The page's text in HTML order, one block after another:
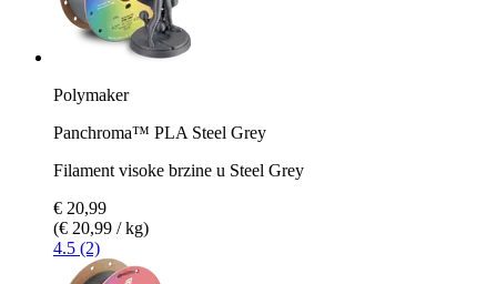
Polymaker
Panchroma™ PLA Steel Grey
Filament visoke brzine u Steel Grey
€ 20,99
(€ 20,99 / kg)
4.5 (2)